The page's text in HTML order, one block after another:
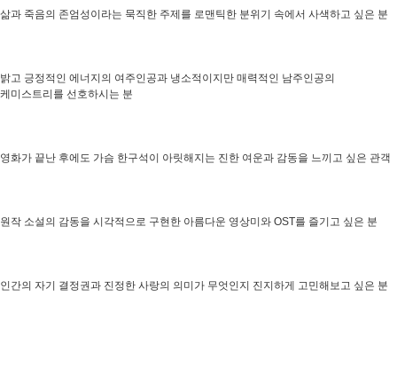
삶과 죽음의 존엄성이라는 묵직한 주제를 로맨틱한 분위기 속에서 사색하고 싶은 분
밝고 긍정적인 에너지의 여주인공과 냉소적이지만 매력적인 남주인공의
케미스트리를 선호하시는 분
영화가 끝난 후에도 가슴 한구석이 아릿해지는 진한 여운과 감동을 느끼고 싶은 관객
원작 소설의 감동을 시각적으로 구현한 아름다운 영상미와 OST를 즐기고 싶은 분
인간의 자기 결정권과 진정한 사랑의 의미가 무엇인지 진지하게 고민해보고 싶은 분